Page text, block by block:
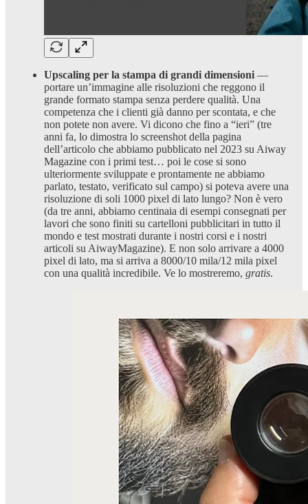
Upscaling per la stampa di grandi dimensioni —
portare un’immagine alle risoluzioni che reggono il
grande formato stampa senza perdere qualità. Una
competenza che i clienti già danno per scontata, e che
non potete non avere. Vi dicono che fino a “ieri” (tre
anni fa, lo dimostra lo screenshot della pagina
dell’articolo che abbiamo pubblicato nel 2023 su Aiway
Magazine con i primi test… poi le cose si sono
ulteriormente sviluppate e prontamente ne abbiamo
parlato, testato, verificato sul campo) si poteva avere una
risoluzione di soli 1000 pixel di lato lungo? Non è vero
(da tre anni, abbiamo centinaia di esempi consegnati per
lavori che sono finiti su cartelloni pubblicitari in tutto il
mondo e test mostrati durante i nostri corsi e i nostri
articoli su AiwayMagazine). E non solo arrivare a 4000
pixel di lato, ma si arriva a 8000/10 mila/12 mila pixel
con una qualità incredibile. Ve lo mostreremo, gratis.